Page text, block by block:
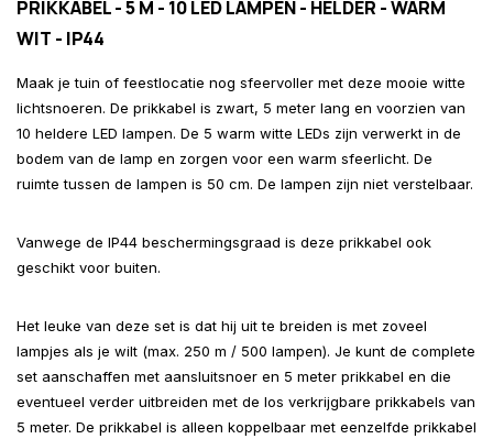
PRIKKABEL - 5 M - 10 LED LAMPEN - HELDER - WARM
WIT - IP44
Maak je tuin of feestlocatie nog sfeervoller met deze mooie witte
lichtsnoeren. De prikkabel is zwart, 5 meter lang en voorzien van
10 heldere LED lampen. De 5 warm witte LEDs zijn verwerkt in de
bodem van de lamp en zorgen voor een warm sfeerlicht. De
ruimte tussen de lampen is 50 cm. De lampen zijn niet verstelbaar.
Vanwege de IP44 beschermingsgraad is deze prikkabel ook
geschikt voor buiten.
Het leuke van deze set is dat hij uit te breiden is met zoveel
lampjes als je wilt (max. 250 m / 500 lampen). Je kunt de complete
set aanschaffen met aansluitsnoer en 5 meter prikkabel en die
eventueel verder uitbreiden met de los verkrijgbare prikkabels van
5 meter. De prikkabel is alleen koppelbaar met eenzelfde prikkabel